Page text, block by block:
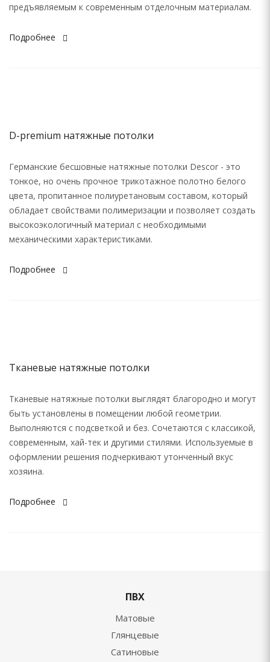
предъявляемым к современным отделочным материалам.
Подробнее
D-premium натяжные потолки
Германские бесшовные натяжные потолки Descor - это
тонкое, но очень прочное трикотажное полотно белого
цвета, пропитанное полиуретановым составом, который
обладает свойствами полимеризации и позволяет создать
высокоэкологичный материал с необходимыми
механическими характеристиками.
Подробнее
Тканевые натяжные потолки
Тканевые натяжные потолки выглядят благородно и могут
быть установлены в помещении любой геометрии.
Выполняются с подсветкой и без. Сочетаются с классикой,
современным, хай-тек и другими стилями. Используемые в
оформлении решения подчеркивают утонченный вкус
хозяина.
Подробнее
ПВХ
Матовые
Глянцевые
Сатиновые